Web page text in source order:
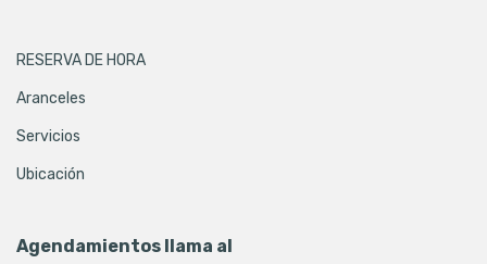
RESERVA DE HORA
Aranceles
Servicios
Ubicación
Agendamientos llama al